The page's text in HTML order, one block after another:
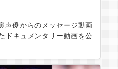
声優からのメッセージ動画
ドキュメンタリー動画を公